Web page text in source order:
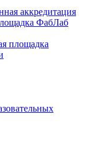
аккредитация
ФабЛаб
площадка